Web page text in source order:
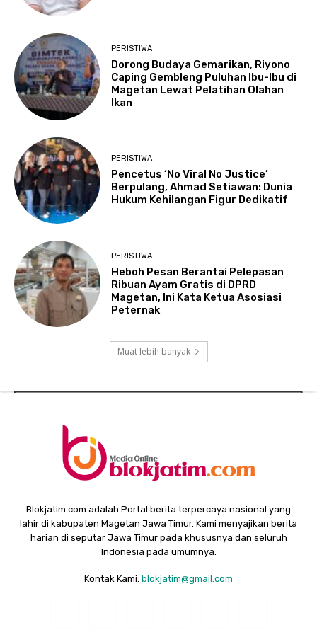
PERISTIWA
Dorong Budaya Gemarikan, Riyono
Caping Gembleng Puluhan Ibu-Ibu di
Magetan Lewat Pelatihan Olahan
Ikan
PERISTIWA
Pencetus ‘No Viral No Justice’
Berpulang, Ahmad Setiawan: Dunia
Hukum Kehilangan Figur Dedikatif
PERISTIWA
Heboh Pesan Berantai Pelepasan
Ribuan Ayam Gratis di DPRD
Magetan, Ini Kata Ketua Asosiasi
Peternak
Muat lebih banyak
Blokjatim.com adalah Portal berita terpercaya nasional yang
lahir di kabupaten Magetan Jawa Timur. Kami menyajikan berita
harian di seputar Jawa Timur pada khususnya dan seluruh
Indonesia pada umumnya.
Kontak Kami: blokjatim@gmail.com